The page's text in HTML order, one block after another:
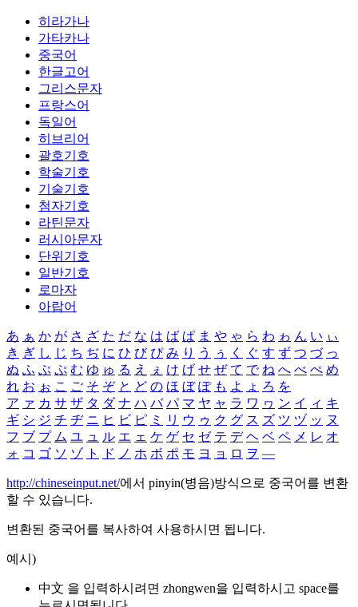
히라가나
가타카나
중국어
한글고어
그리스문자
프랑스어
독일어
히브리어
괄호기호
학술기호
기술기호
첨자기호
라틴문자
러시아문자
단위기호
일반기호
로마자
아랍어
あ ぁ か が さ ざ た だ な は ば ぱ ま や ゃ ら わ ゎ ん い ぃ
き ぎ し じ ち ぢ に ひ び ぴ み り う ぅ く ぐ す ず つ づ っ
ぬ ふ ぶ ぷ む ゆ ゅ る え ぇ け げ せ ぜ て で ね へ べ ぺ め
れ お ぉ こ ご そ ぞ と ど の ほ ぼ ぽ も よ ょ ろ を
ア ァ カ サ ザ タ ダ ナ ハ バ パ マ ヤ ャ ラ ワ ヮ ン イ ィ キ
ギ シ ジ チ ヂ ニ ヒ ビ ピ ミ リ ウ ゥ ク グ ス ズ ツ ヅ ッ ヌ
フ ブ プ ム ユ ュ ル エ ェ ケ ゲ セ ゼ テ デ ヘ ベ ペ メ レ オ
ォ コ ゴ ソ ゾ ト ド ノ ホ ボ ポ モ ヨ ョ ロ ヲ ―
http://chineseinput.net/에서 pinyin(병음)방식으로 중국어를 변환
할 수 있습니다.
변환된 중국어를 복사하여 사용하시면 됩니다.
예시)
中文 을 입력하시려면 zhongwen을 입력하시고 space를